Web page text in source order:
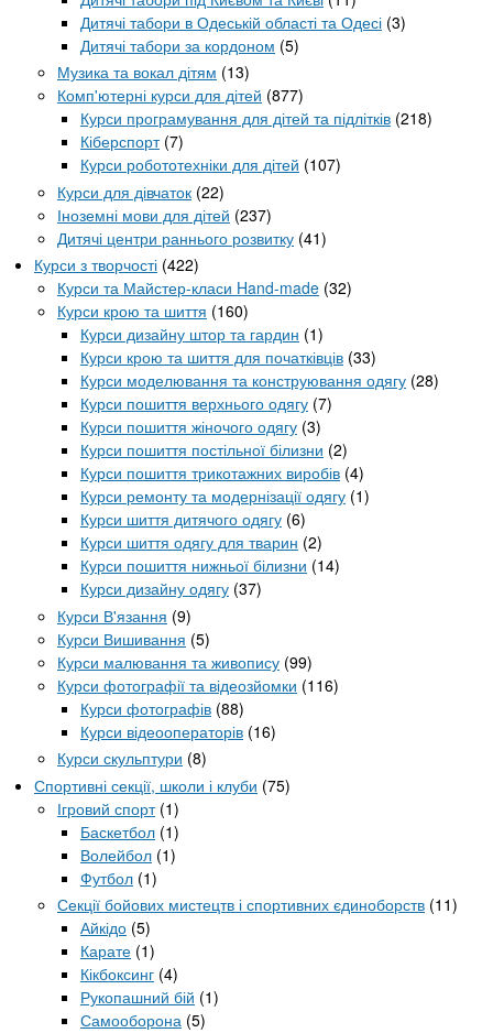
Дитячі табори в Одеській області та Одесі (3)
Дитячі табори за кордоном (5)
Музика та вокал дітям (13)
Комп'ютерні курси для дітей (877)
Курси програмування для дітей та підлітків (218)
Кіберспорт (7)
Курси робототехніки для дітей (107)
Курси для дівчаток (22)
Іноземні мови для дітей (237)
Дитячі центри раннього розвитку (41)
Курси з творчості (422)
Курси та Майстер-класи Hand-made (32)
Курси крою та шиття (160)
Курси дизайну штор та гардин (1)
Курси крою та шиття для початківців (33)
Курси моделювання та конструювання одягу (28)
Курси пошиття верхнього одягу (7)
Курси пошиття жіночого одягу (3)
Курси пошиття постільної білизни (2)
Курси пошиття трикотажних виробів (4)
Курси ремонту та модернізації одягу (1)
Курси шиття дитячого одягу (6)
Курси шиття одягу для тварин (2)
Курси пошиття нижньої білизни (14)
Курси дизайну одягу (37)
Курси В'язання (9)
Курси Вишивання (5)
Курси малювання та живопису (99)
Курси фотографії та відеозйомки (116)
Курси фотографів (88)
Курси відеооператорів (16)
Курси скульптури (8)
Спортивні секції, школи і клуби (75)
Ігровий спорт (1)
Баскетбол (1)
Волейбол (1)
Футбол (1)
Секції бойових мистецтв і спортивних єдиноборств (11)
Айкідо (5)
Карате (1)
Кікбоксинг (4)
Рукопашний бій (1)
Самооборона (5)